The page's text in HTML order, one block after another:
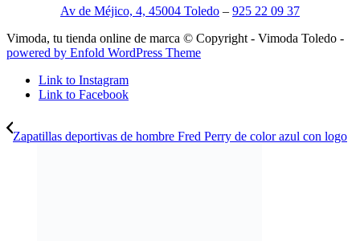
Av de Méjico, 4, 45004 Toledo – 925 22 09 37
Vimoda, tu tienda online de marca © Copyright - Vimoda Toledo -
powered by Enfold WordPress Theme
Link to Instagram
Link to Facebook
Zapatillas deportivas de hombre Fred Perry de color azul con logo